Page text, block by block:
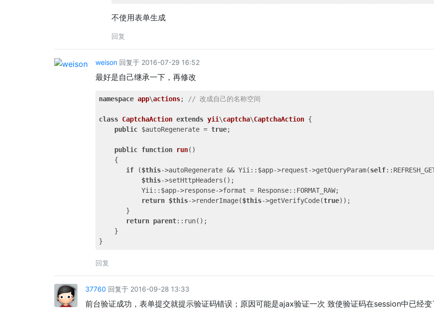
不使用表单生成
回复
weison 回复于 2016-07-29 16:52
最好是自己继承一下，再修改
namespace app\actions; // 改成自己的名称空间
class CaptchaAction extends yii\captcha\CaptchaAction {
public $autoRegenerate = true;
public function run()
{
if ($this->autoRegenerate && Yii::$app->request->getQueryParam(self
$this->setHttpHeaders();
           Yii::$app->response->format = Response::FORMAT_RAW;
return $this->renderImage($this->getVerifyCode(true));
       }
return parent::run();
    }
回复
37760 回复于 2016-09-28 13:33
前台验证成功，表单提交就提示验证码错误；原因可能是ajax验证一次 致使验证码在session中已经变